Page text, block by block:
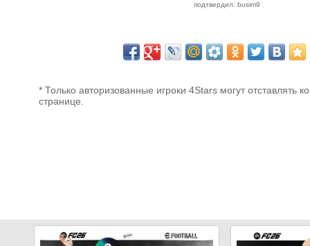
подтвердил: busim9
* Только авторизованные игроки 4Stars могут отставлять
странице.